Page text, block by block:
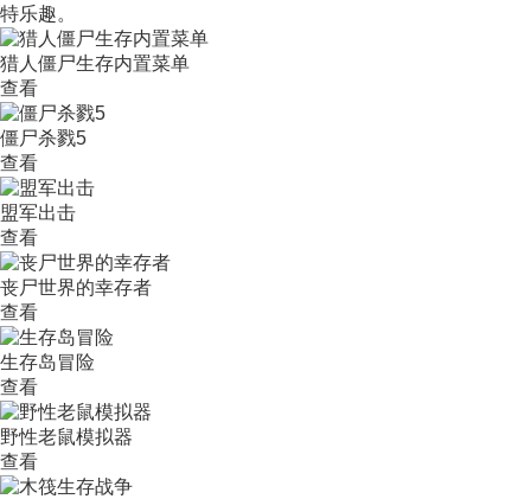
特乐趣。
猎人僵尸生存内置菜单
查看
僵尸杀戮5
查看
盟军出击
查看
丧尸世界的幸存者
查看
生存岛冒险
查看
野性老鼠模拟器
查看